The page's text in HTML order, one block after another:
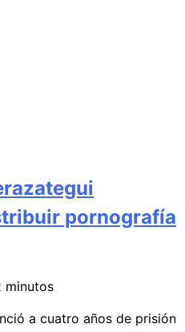
pornografía
minutos
a cuatro años de prisión